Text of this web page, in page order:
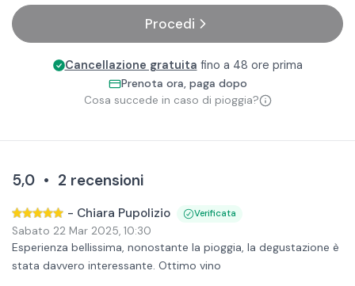
Procedi
Cancellazione gratuita fino a 48 ore prima
Prenota ora, paga dopo
Cosa succede in caso di pioggia?
5,0 • 2 recensioni
- Chiara Pupolizio Verificata
Sabato 22 Mar 2025, 10:30
Esperienza bellissima, nonostante la pioggia, la degustazione è
stata davvero interessante. Ottimo vino